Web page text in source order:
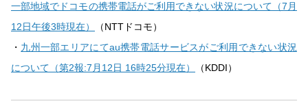
一部地域でドコモの携帯電話がご利用できない状況について（7月
12日午後3時現在）
（NTTドコモ）
・ 九州一部エリアにてau携帯電話サービスがご利用できない状況
について（第2報:7月12日 16時25分現在）
（KDDI）